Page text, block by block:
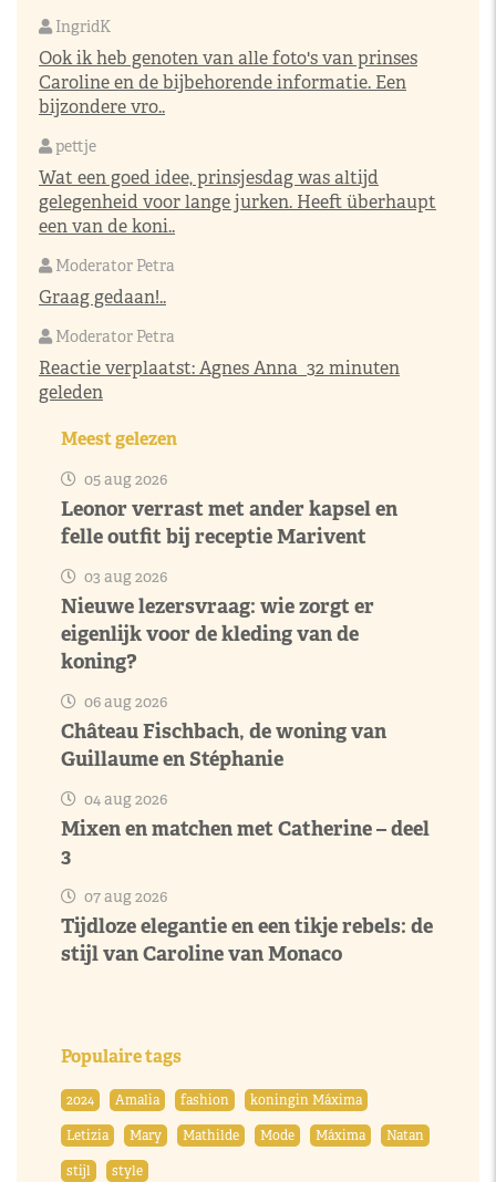
IngridK
Ook ik heb genoten van alle foto's van prinses
Caroline en de bijbehorende informatie. Een
bijzondere vro..
pettje
Wat een goed idee, prinsjesdag was altijd
gelegenheid voor lange jurken. Heeft überhaupt
een van de koni..
Moderator Petra
Graag gedaan!..
Moderator Petra
Reactie verplaatst:Agnes Anna 32 minuten
geleden
Meest gelezen
05 aug 2026
Leonor verrast met ander kapsel en
felle outfit bij receptie Marivent
03 aug 2026
Nieuwe lezersvraag: wie zorgt er
eigenlijk voor de kleding van de
koning?
06 aug 2026
Château Fischbach, de woning van
Guillaume en Stéphanie
04 aug 2026
Mixen en matchen met Catherine – deel
3
07 aug 2026
Tijdloze elegantie en een tikje rebels: de
stijl van Caroline van Monaco
Populaire tags
2024 Amalia fashion
koningin Máxima
Letizia
Mary Mathilde Mode Máxima
Natan
stijl
style